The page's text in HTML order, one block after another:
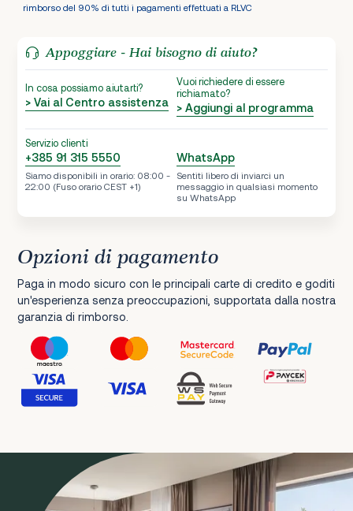
rimborso del 90% di tutti i pagamenti effettuati a RLVC
Appoggiare - Hai bisogno di aiuto?
In cosa possiamo aiutarti?
> Vai al Centro assistenza
Vuoi richiedere di essere
richiamato?
> Aggiungi al programma
Servizio clienti
+385 91 315 5550
Siamo disponibili in orario: 08:00 -
22:00 (Fuso orario CEST +1)
WhatsApp
Sentiti libero di inviarci un
messaggio in qualsiasi momento
su WhatsApp
Opzioni di pagamento
Paga in modo sicuro con le principali carte di credito e goditi
un'esperienza senza preoccupazioni, supportata dalla nostra
garanzia di rimborso.